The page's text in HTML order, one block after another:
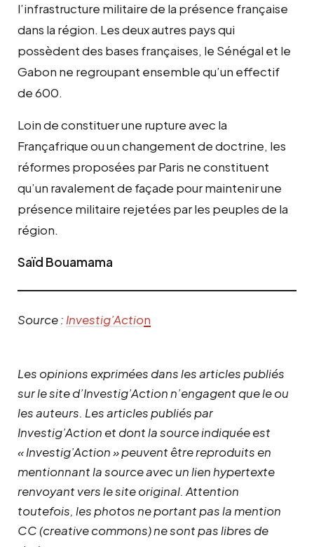
l’infrastructure militaire de la présence française
dans la région. Les deux autres pays qui
possèdent des bases françaises, le Sénégal et le
Gabon ne regroupant ensemble qu’un effectif
de 600.
Loin de constituer une rupture avec la
Françafrique ou un changement de doctrine, les
réformes proposées par Paris ne constituent
qu’un ravalement de façade pour maintenir une
présence militaire rejetées par les peuples de la
région.
Saïd Bouamama
Source : Investig’Action
Les opinions exprimées dans les articles publiés
sur le site d’Investig’Action n’engagent que le ou
les auteurs. Les articles publiés par
Investig’Action et dont la source indiquée est
« Investig’Action » peuvent être reproduits en
mentionnant la source avec un lien hypertexte
renvoyant vers le site original. Attention
toutefois, les photos ne portant pas la mention
CC (creative commons) ne sont pas libres de